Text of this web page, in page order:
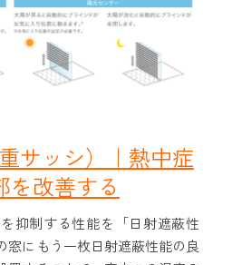
サッシ）｜熱中症
を改善する
抑制する性能を「日射遮蔽性
窓にもう一枚日射遮蔽性能の良